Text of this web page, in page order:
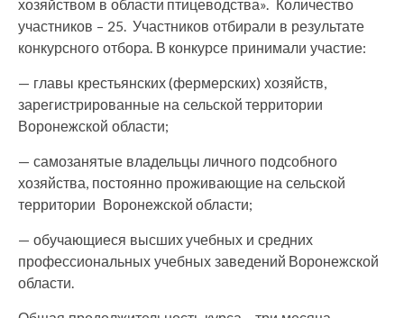
хозяйством в области птицеводства». Количество
участников – 25. Участников отбирали в результате
конкурсного отбора. В конкурсе принимали участие:
— главы крестьянских (фермерских) хозяйств,
зарегистрированные на сельской территории
Воронежской области;
— самозанятые владельцы личного подсобного
хозяйства, постоянно проживающие на сельской
территории Воронежской области;
— обучающиеся высших учебных и средних
профессиональных учебных заведений Воронежской
области.